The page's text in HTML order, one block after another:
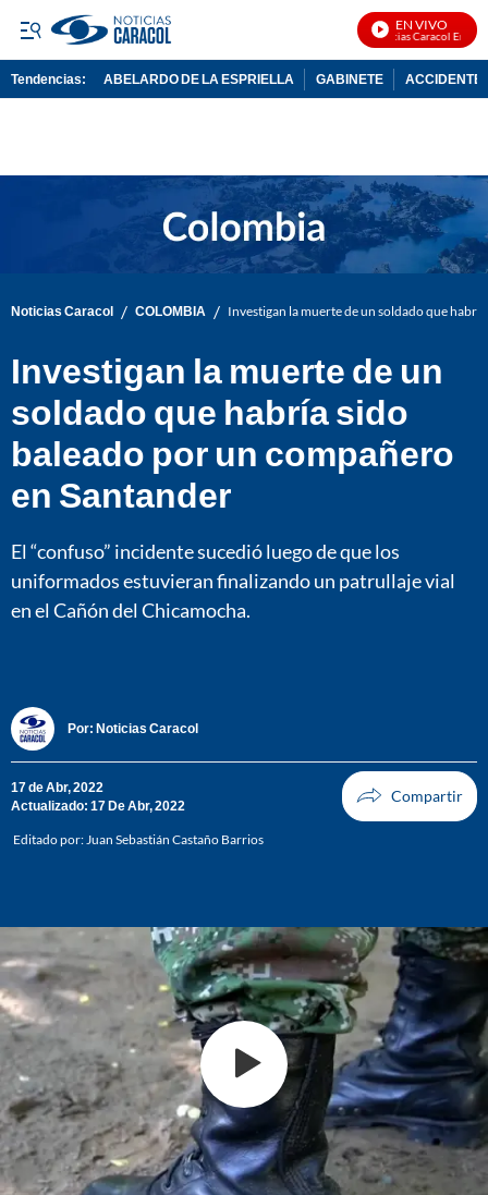
EN VIVO
Noticias Caracol En Vivo
Tendencias: ABELARDO DE LA ESPRIELLA GABINETE ACCIDENTE
Noticias Caracol / COLOMBIA / Investigan la muerte de un soldado que
Investigan la muerte de un
soldado que habría sido
baleado por un compañero
en Santander
El “confuso” incidente sucedió luego de que los
uniformados estuvieran finalizando un patrullaje vial
en el Cañón del Chicamocha.
Por: Noticias Caracol
17 de Abr, 2022
Actualizado: 17 De Abr, 2022
Editado por: Juan Sebastián Castaño Barrios